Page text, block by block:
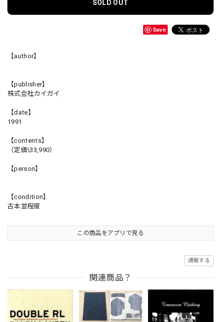
SOLD OUT
Save
【author】
【publisher】
株式会社カイガイ
【date】
1991
【contents】
（定価\33,990）
【person】
【condition】
古本並程度
この商品をアプリで見る
通報する
関連商品？